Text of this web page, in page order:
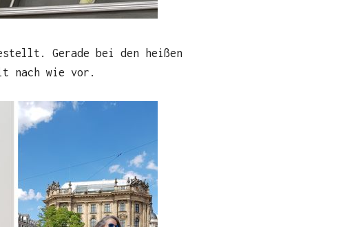
Gerade bei den heißen
nach wie vor.